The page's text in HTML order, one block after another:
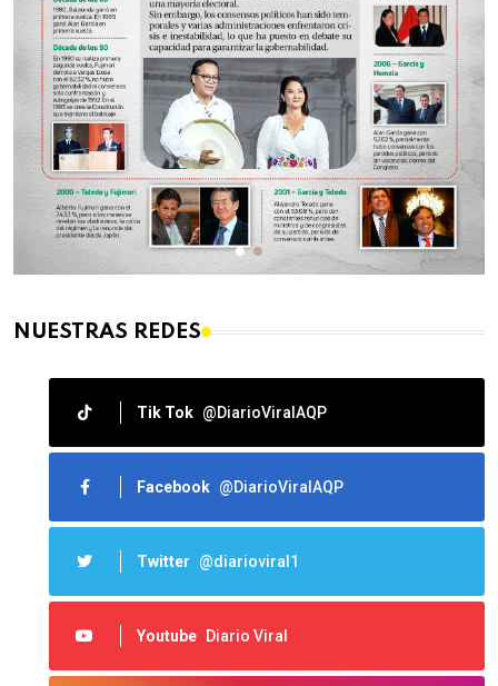
NUESTRAS REDES
Tik Tok @DiarioViralAQP
Facebook @DiarioViralAQP
Twitter @diarioviral1
Youtube Diario Viral